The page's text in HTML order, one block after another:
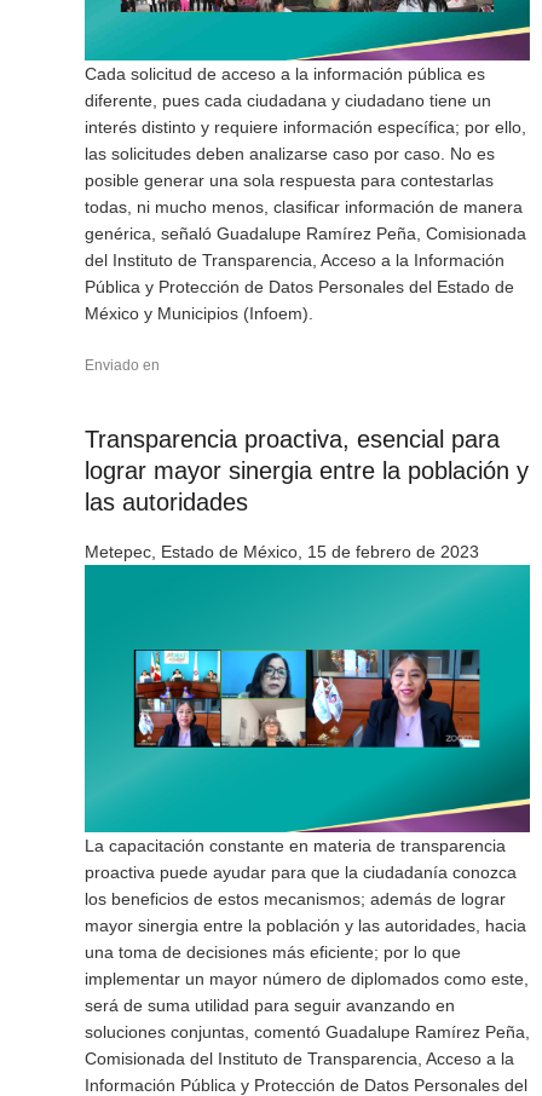
Cada solicitud de acceso a la información pública es
diferente, pues cada ciudadana y ciudadano tiene un
interés distinto y requiere información específica; por ello,
las solicitudes deben analizarse caso por caso. No es
posible generar una sola respuesta para contestarlas
todas, ni mucho menos, clasificar información de manera
genérica, señaló Guadalupe Ramírez Peña, Comisionada
del Instituto de Transparencia, Acceso a la Información
Pública y Protección de Datos Personales del Estado de
México y Municipios (Infoem).
Enviado en
Transparencia proactiva, esencial para
lograr mayor sinergia entre la población y
las autoridades
Metepec, Estado de México, 15 de febrero de 2023
La capacitación constante en materia de transparencia
proactiva puede ayudar para que la ciudadanía conozca
los beneficios de estos mecanismos; además de lograr
mayor sinergia entre la población y las autoridades, hacia
una toma de decisiones más eficiente; por lo que
implementar un mayor número de diplomados como este,
será de suma utilidad para seguir avanzando en
soluciones conjuntas, comentó Guadalupe Ramírez Peña,
Comisionada del Instituto de Transparencia, Acceso a la
Información Pública y Protección de Datos Personales del